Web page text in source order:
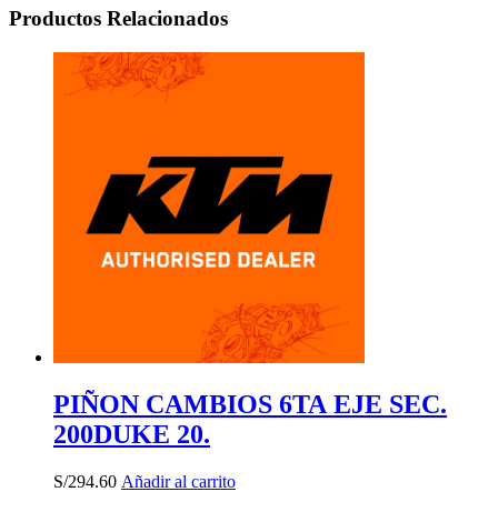
Productos Relacionados
PIÑON CAMBIOS 6TA EJE SEC.
200DUKE 20.
S/294.60 Añadir al carrito